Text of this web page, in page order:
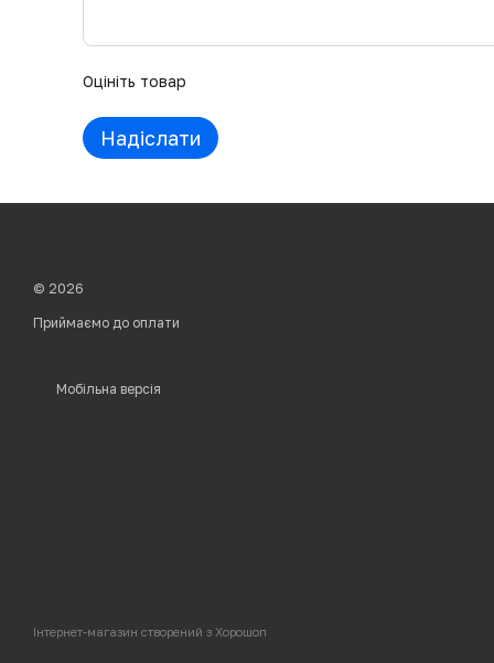
Оцініть товар
Надіслати
© 2026
Приймаємо до оплати
Мобільна версія
Інтернет-магазин створений з Хорошоп